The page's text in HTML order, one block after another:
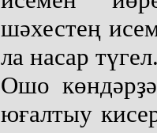
шәхестең
ла насар
Ошо
юғалтыу